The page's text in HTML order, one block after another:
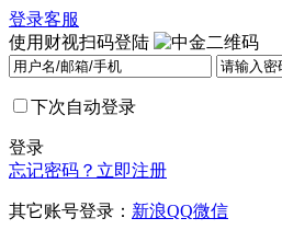
登录客服
使用财视扫码登陆
下次自动登录
登录
忘记密码？ 立即注册
其它账号登录： 新浪QQ微信